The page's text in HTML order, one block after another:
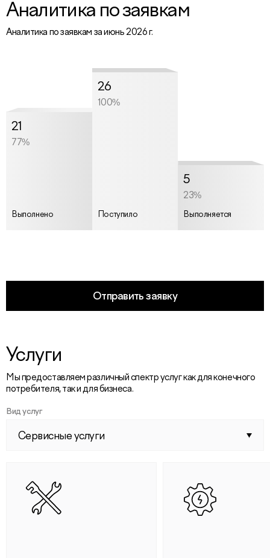
Аналитика по заявкам
Аналитика по заявкам за июнь 2026 г.
Отправить заявку
21
77%
Выполнено
26
100%
Поступило
5
23%
Выполняется
Услуги
Мы предоставляем различный спектр услуг как для конечного
потребителя, так и для бизнеса.
Вид услуг
Сервисные услуги